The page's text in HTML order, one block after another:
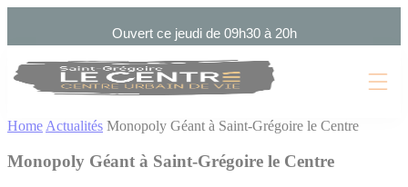
Cookies management panel
Ouvert ce jeudi de 09h30 à 20h
Home Actualités Monopoly Géant à Saint-Grégoire le Centre
Monopoly Géant à Saint-Grégoire le Centre